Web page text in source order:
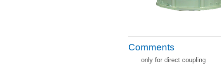
Comments
only for direct coupling